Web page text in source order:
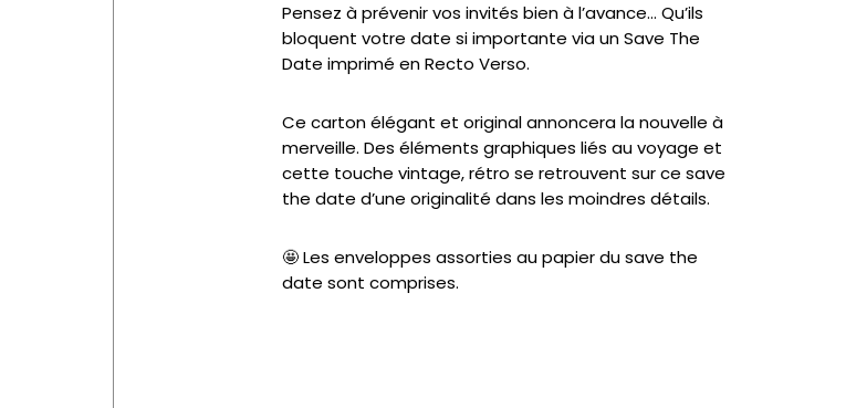
Pensez à prévenir vos invités bien à l’avance… Qu’ils
bloquent votre date si importante via un Save The
Date imprimé en Recto Verso.
Ce carton élégant et original annoncera la nouvelle à
merveille. Des éléments graphiques liés au voyage et
cette touche vintage, rétro se retrouvent sur ce save
the date d’une originalité dans les moindres détails.
🤩 Les enveloppes assorties au papier du save the
date sont comprises.